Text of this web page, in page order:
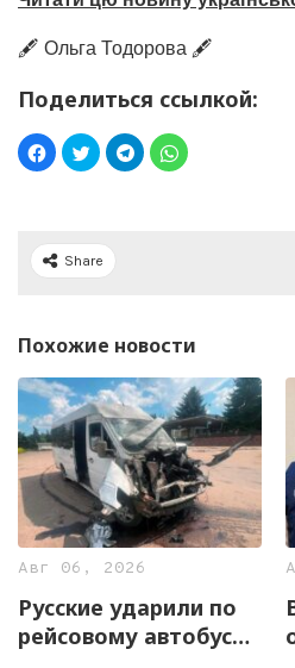
🖋️ Ольга Тодорова 🖋️
Поделиться ссылкой:
Share
Похожие новости
Авг 06, 2026
Русские ударили по
рейсовому автобусу